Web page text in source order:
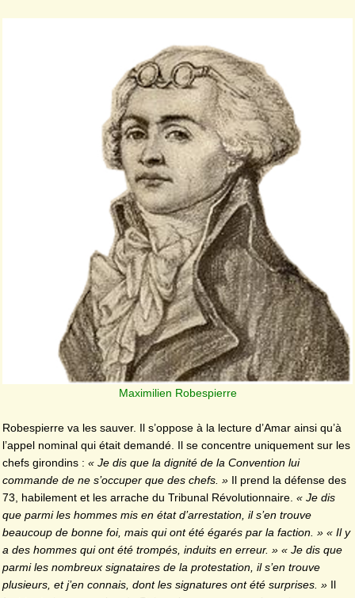
Maximilien Robespierre
Robespierre va les sauver. Il s’oppose à la lecture d’Amar ainsi qu’à
l’appel nominal qui était demandé. Il se concentre uniquement sur les
chefs girondins : « Je dis que la dignité de la Convention lui
commande de ne s’occuper que des chefs. » Il prend la défense des
73, habilement et les arrache du Tribunal Révolutionnaire. « Je dis
que parmi les hommes mis en état d’arrestation, il s’en trouve
beaucoup de bonne foi, mais qui ont été égarés par la faction. » « Il y
a des hommes qui ont été trompés, induits en erreur. » « Je dis que
parmi les nombreux signataires de la protestation, il s’en trouve
plusieurs, et j’en connais, dont les signatures ont été surprises. » Il